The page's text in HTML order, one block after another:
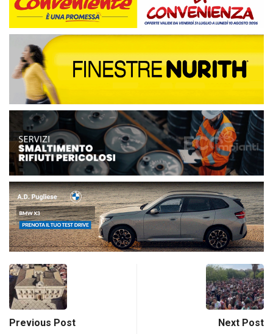
Previous Post Next Post